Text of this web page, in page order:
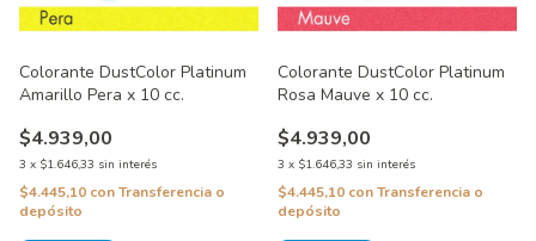
Colorante DustColor Platinum
Amarillo Pera x 10 cc.
$4.939,00
3 x $1.646,33 sin interés
$4.445,10 conTransferencia o
depósito
Colorante DustColor Platinum
Rosa Mauve x 10 cc.
$4.939,00
3 x $1.646,33 sin interés
$4.445,10 conTransferencia o
depósito